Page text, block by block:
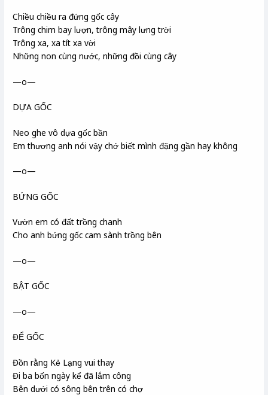
Chiều chiều ra đứng gốc cây
Trông chim bay lượn, trông mây lưng trời
Trông xa, xa tít xa vời
Những non cùng nước, những đồi cùng cây
—o—
DỰA GỐC
Neo ghe vô dựa gốc bần
Em thương anh nói vậy chớ biết mình đặng gần hay không
—o—
BỨNG GỐC
Vườn em có đất trồng chanh
Cho anh bứng gốc cam sành trồng bên
—o—
BẬT GỐC
—o—
ĐỂ GỐC
Đồn rằng Kẻ Lạng vui thay
Đi ba bốn ngày kể đã lắm công
Bên dưới có sông bên trên có chợ